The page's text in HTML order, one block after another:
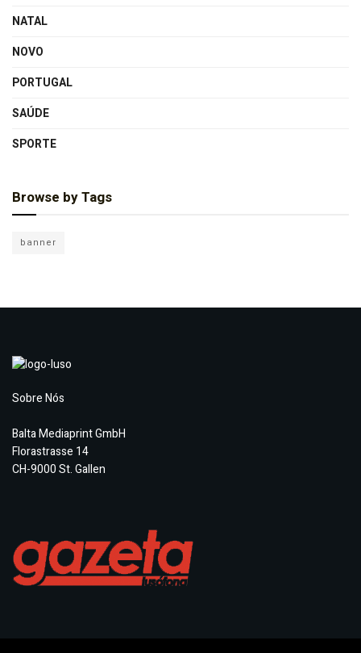
NATAL
NOVO
PORTUGAL
SAÚDE
SPORTE
Browse by Tags
banner
Sobre Nós
Balta Mediaprint GmbH
Florastrasse 14
CH-9000 St. Gallen